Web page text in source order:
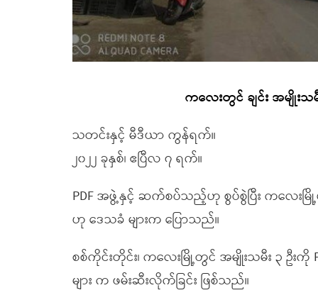
ကလေးတွင် ချင်း အမျိုးသ
သတင်းနှင့် မီဒီယာ ကွန်ရက်။
၂၀၂၂ ခုနှစ်၊ ဧပြီလ ၇ ရက်။
PDF အဖွဲ့နှင့် ဆက်စပ်သည့်ဟု စွပ်စွဲပြီး ကလေးမြို့
ဟု ဒေသခံ များက ပြောသည်။
စစ်ကိုင်းတိုင်း၊ ကလေးမြို့တွင် အမျိုးသမီး ၃ ဦ
များ က ဖမ်းဆီးလိုက်ခြင်း ဖြစ်သည်။